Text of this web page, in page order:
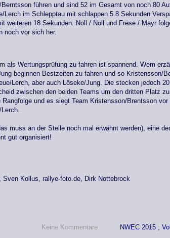
führen und sind 52 im Gesamt von noch 80
Lerch im Schlepptau mit schlappen 5.8 Sekunden
weiteren 18 Sekunden. Noll / Noll und Frese / Mayr
noch vor sich her.
als Wertungsprüfung zu fahren ist spannend. Wem
beginnen Bestzeiten zu fahren und so Kristensson/
Lerch, aber auch Löseke/Jung. Die stecken jedoch
zwischen den beiden Teams um den dritten Platz
und es siegt Team Kristensson/Brentsson vor
muss an der Stelle noch mal erwähnt werden), eine
gut organisiert!
Sven Kollus, rallye-foto.de, Dirk Nottebrock
Keine Kommentare NWEC 2015 ,